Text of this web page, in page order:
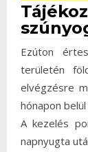
Ezúton
területén
elvégzésre
hónapon
A kezelés
napnyugta